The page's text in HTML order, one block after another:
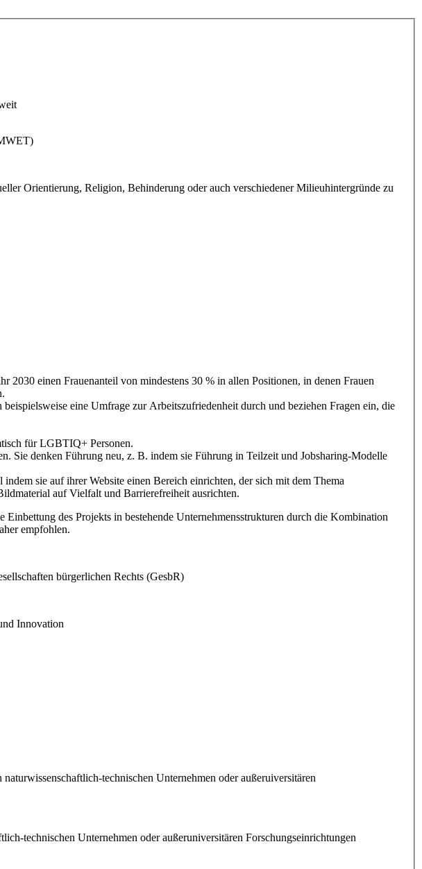
Orientierung, Religion, Behinderung oder auch verschiedener Milieuhintergründe zu
2030 einen Frauenanteil von mindestens 30 % in allen Positionen, in denen Frauen
eine Umfrage zur Arbeitszufriedenheit durch und beziehen Fragen ein, die
für LGBTIQ+ Personen.
Sie denken Führung neu, z. B. indem sie Führung in Teilzeit und Jobsharing-Modelle
sie auf ihrer Website einen Bereich einrichten, der sich mit dem Thema
auf Vielfalt und Barrierefreiheit ausrichten.
des Projekts in bestehende Unternehmensstrukturen durch die Kombination
empfohlen.
bürgerlichen Rechts (GesbR)
Innovation
technischen Unternehmen oder außeruiversitären
technischen Unternehmen oder außeruniversitären Forschungseinrichtungen